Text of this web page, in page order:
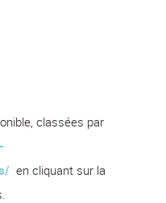
classées par
en cliquant sur la